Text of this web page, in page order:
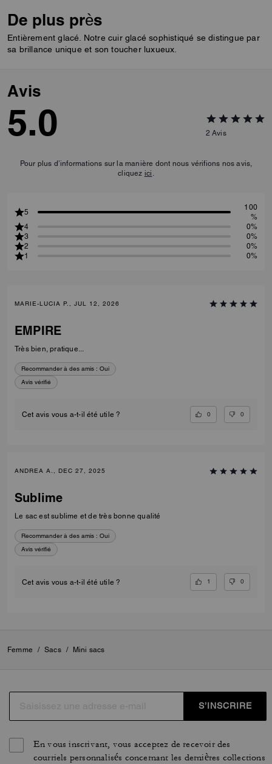
De plus près
Entièrement glacé. Notre cuir glacé sophistiqué se distingue par
sa brillance unique et son toucher luxueux.
Avis
5.0 2 Avis
Pour plus d’informations sur la manière dont nous vérifions nos avis,
cliquez ici .
5
100
%
4
0%
3
0%
2
0%
1
0%
MARIE-LUCIA P., JUL 12, 2026
EMPIRE
Très bien, pratique...
Recommander à des amis : Oui
Avis vérifié
Cet avis vous a-t-il été utile ? 0 0
ANDREA A., DEC 27, 2025
Sublime
Le sac est sublime et de très bonne qualité
Recommander à des amis : Oui
Avis vérifié
Cet avis vous a-t-il été utile ? 1 0
Femme / Sacs / Mini sacs
S’INSCRIRE
En vous inscrivant, vous acceptez de recevoir des
courriels personnalisés concernant les dernières collections